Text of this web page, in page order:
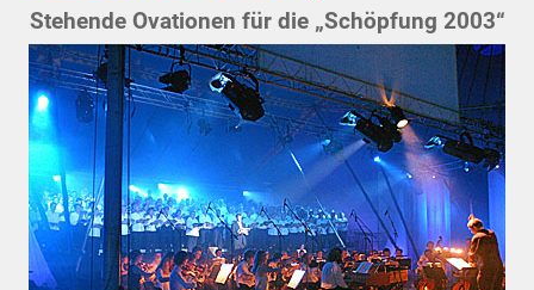
Stehende Ovationen für die „Schöpfung 2003“